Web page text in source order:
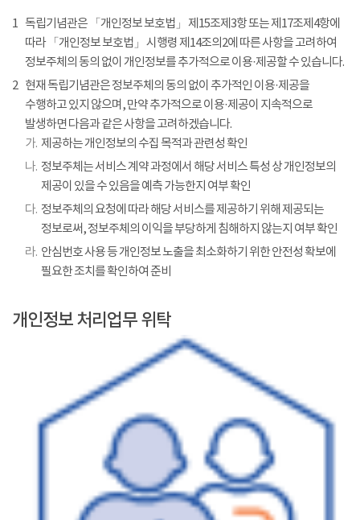
1 독립기념관은 「개인정보 보호법」 제15조제3항 또는 제17조제4항에
따라 「개인정보 보호법」 시행령 제14조의2에 따른 사항을 고려하여
정보주체의 동의 없이 개인정보를 추가적으로 이용·제공할 수 있습니다.
2 현재 독립기념관은 정보주체의 동의 없이 추가적인 이용·제공을
수행하고 있지 않으며, 만약 추가적으로 이용·제공이 지속적으로
발생하면 다음과 같은 사항을 고려하겠습니다.
가. 제공하는 개인정보의 수집 목적과 관련성 확인
나. 정보주체는 서비스 계약 과정에서 해당 서비스 특성 상 개인정보의
제공이 있을 수 있음을 예측 가능한지 여부 확인
다. 정보주체의 요청에 따라 해당 서비스를 제공하기 위해 제공되는
정보로써, 정보주체의 이익을 부당하게 침해하지 않는지 여부 확인
라. 안심번호 사용 등 개인정보 노출을 최소화하기 위한 안전성 확보에
필요한 조치를 확인하여 준비
개인정보 처리업무 위탁